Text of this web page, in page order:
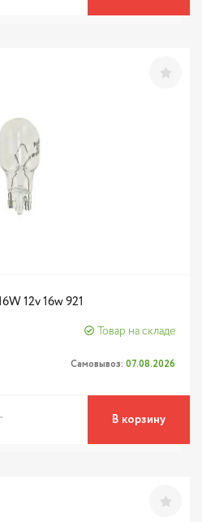
12v 16w 921
Товар на складе
Самовывоз: 07.08.2026
В корзину